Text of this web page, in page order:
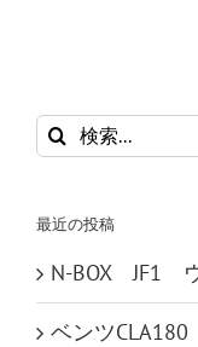
検
索
最近の投稿
N-BOX JF1
ベンツ